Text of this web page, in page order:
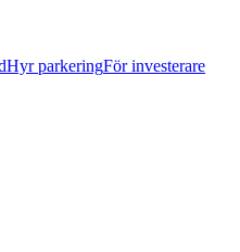
Hyr parkeringFör investerare